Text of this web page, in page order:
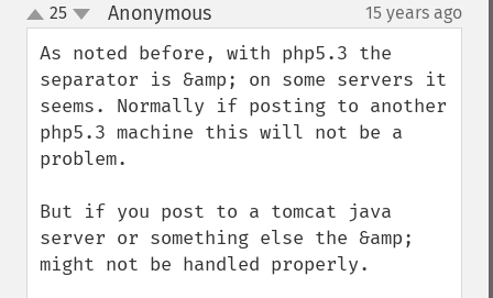
up
down
25 Anonymous¶ 15 years ago
As noted before, with php5.3 the
separator is &amp; on some servers it
seems. Normally if posting to another
php5.3 machine this will not be a
problem.
But if you post to a tomcat java
server or something else the &amp;
might not be handled properly.